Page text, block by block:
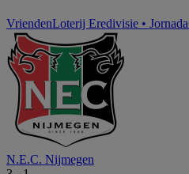
VriendenLoterij Eredivisie •
N.E.C. Nijmegen